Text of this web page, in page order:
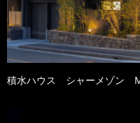
積水ハウス シャーメゾン